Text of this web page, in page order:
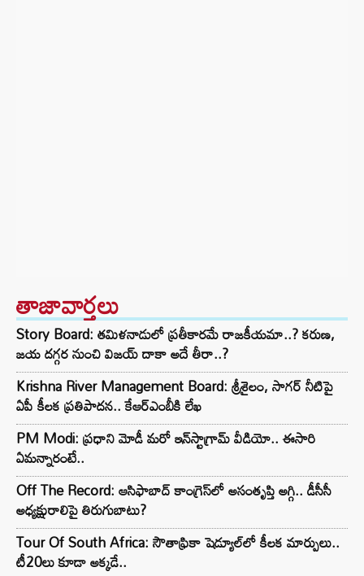
తాజావార్తలు
Story Board: తమిళనాడులో ప్రతీకారమే రాజకీయమా..? కరుణ,
జయ దగ్గర నుంచి విజయ్ దాకా అదే తీరా..?
Krishna River Management Board: శ్రీశైలం, సాగర్ నీటిపై
ఏపీ కీలక ప్రతిపాదన.. కేఆర్ఎంబీకి లేఖ
PM Modi: ప్రధాని మోడీ మరో ఇన్‌స్టాగ్రామ్ వీడియో.. ఈసారి
ఏమన్నారంటే..
Off The Record: ఆసిఫాబాద్ కాంగ్రెస్‌లో అసంతృప్తి అగ్గి.. డీసీసీ
అధ్యక్షురాలిపై తిరుగుబాటు?
Tour Of South Africa: సౌతాఫ్రికా షెడ్యూల్‌లో కీలక మార్పులు..
టీ20లు కూడా అక్కడే..